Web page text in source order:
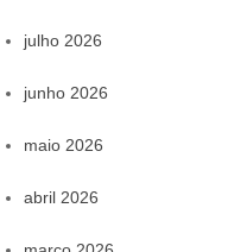
julho 2026
junho 2026
maio 2026
abril 2026